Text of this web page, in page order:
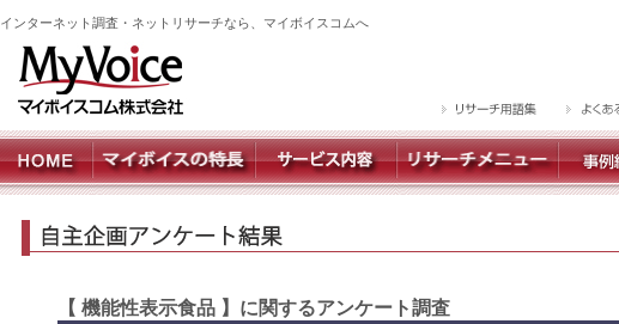
インターネット調査・ネットリサーチなら、マイボイスコムへ
【 機能性表示食品 】に関するアンケート調査